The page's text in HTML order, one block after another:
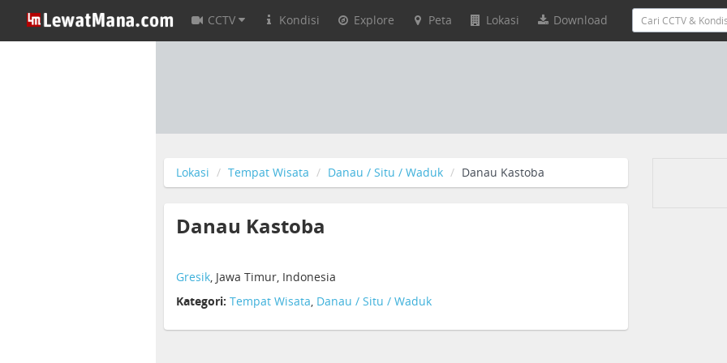
CCTV Kondisi Explore Peta Lokasi Download
Lokasi Tempat Wisata Danau / Situ / Waduk Danau Kastoba
Danau Kastoba
Gresik, Jawa Timur, Indonesia
Kategori: Tempat Wisata, Danau / Situ / Waduk